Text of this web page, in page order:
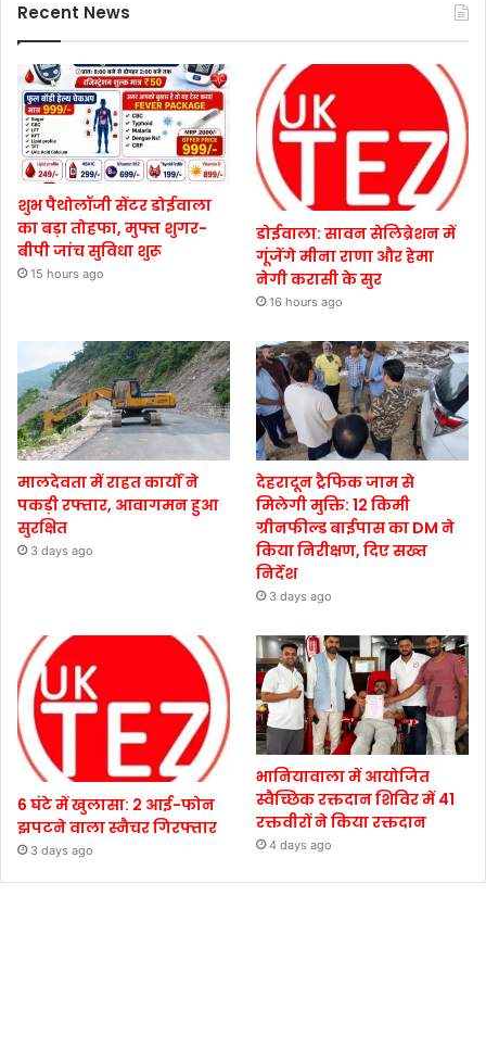
Recent News
शुभ पैथोलॉजी सेंटर डोईवाला
का बड़ा तोहफा, मुफ्त शुगर-
बीपी जांच सुविधा शुरू
15 hours ago
डोईवाला: सावन सेलिब्रेशन में
गूंजेंगे मीना राणा और हेमा
नेगी करासी के सुर
16 hours ago
मालदेवता में राहत कार्यों ने
पकड़ी रफ्तार, आवागमन हुआ
सुरक्षित
3 days ago
देहरादून ट्रैफिक जाम से
मिलेगी मुक्ति: 12 किमी
ग्रीनफील्ड बाईपास का DM ने
किया निरीक्षण, दिए सख्त
निर्देश
3 days ago
6 घंटे में खुलासा: 2 आई-फोन
झपटने वाला स्नैचर गिरफ्तार
3 days ago
भानियावाला में आयोजित
स्वैच्छिक रक्तदान शिविर में 41
रक्तवीरों ने किया रक्तदान
4 days ago